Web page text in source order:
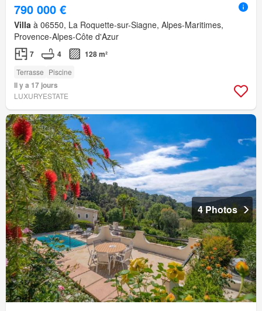
790 000 €
Villa à 06550, La Roquette-sur-Siagne, Alpes-Maritimes,
Provence-Alpes-Côte d'Azur
7 4 128 m²
Terrasse Piscine
Il y a 17 jours
LUXURYESTATE
4 Photos